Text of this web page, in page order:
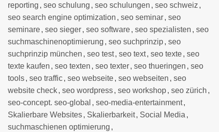
reporting , seo schulung , seo schulungen , seo schweiz ,
seo search engine optimization , seo seminar, seo
seminare, seo sieger, seo software, seo spezialisten , seo
suchmaschinenoptimierung , seo suchprinzip, seo
suchprinzip münchen , seo test, seo text, seo texte, seo
texte kaufen , seo texten , seo texter, seo thueringen , seo
tools, seo traffic, seo webseite, seo webseiten , seo
website check, seo wordpress, seo workshop, seo zürich ,
seo-concept. seo-global , seo-media-entertainment,
Skalierbare Websites, Skalierbarkeit, Social Media ,
suchmaschienen optimierung ,